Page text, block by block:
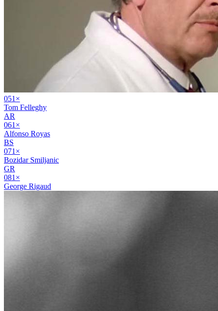
051 ×
Tom Felleghy
AR
061 ×
Alfonso Royas
BS
071 ×
Bozidar Smiljanic
GR
081 ×
George Rigaud